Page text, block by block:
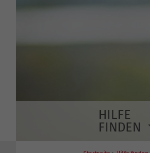
HILFE
FINDEN